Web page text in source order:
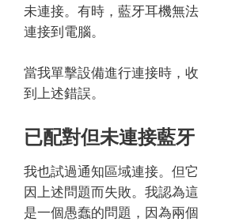
未連接。 有時，藍牙耳機無法
連接到電腦。
當我單擊設備進行連接時，收
到上述錯誤。
已配對但未連接藍牙
我也試過通知區域連接。 但它
因上述問題而失敗。 我認為這
是一個愚蠢的問題，因為兩個